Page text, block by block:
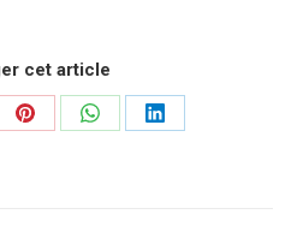
cet article
PartagerPartagerPartager